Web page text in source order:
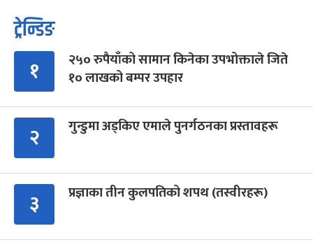
ट्रेन्डिङ
१
२५० रुपैयाँको सामान किनेका उपभोक्ताले जिते
१० लाखको बम्पर उपहार
२ गुन्डुमा अड्किए एमाले पुनर्गठनका प्रस्तावहरू
३ प्रज्ञाका तीन कुलपतिको शपथ (तस्वीरहरू)